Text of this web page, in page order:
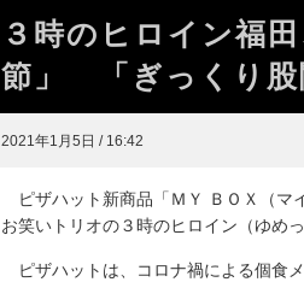
３時のヒロイン福
節」 「ぎっくり
2021年1月5日 / 16:42
ピザハット新商品「ＭＹ ＢＯＸ（マ
お笑いトリオの３時のヒロイン（ゆめ
ピザハットは、コロナ禍による個食